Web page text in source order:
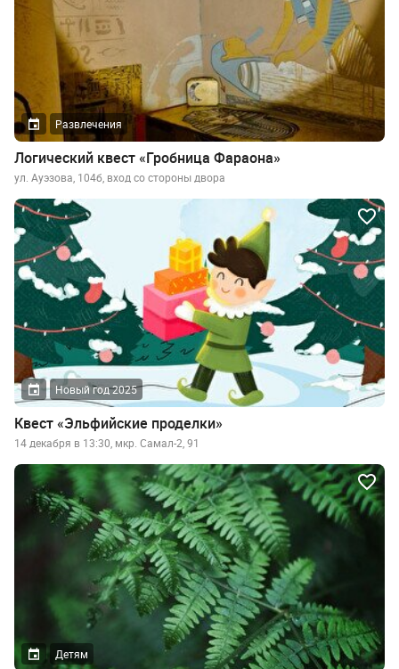
Развлечения
Логический квест «Гробница Фараона»
ул. Ауэзова, 104б, вход со стороны двора
Новый год 2025
Квест «Эльфийские проделки»
14 декабря в 13:30, мкр. Самал-2, 91
Детям